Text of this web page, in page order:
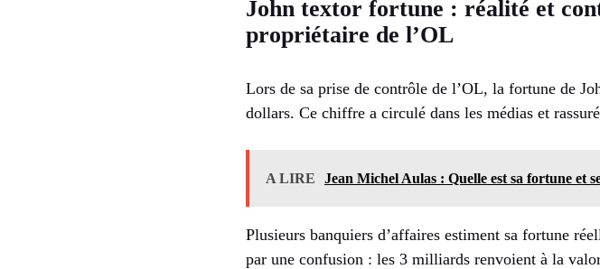
John textor fortune : réalité et
propriétaire de l’OL
Lors de sa prise de contrôle de l’OL, la fortune de
dollars. Ce chiffre a circulé dans les médias et
A LIRE Jean Michel Aulas : Quelle est sa fortune et
Plusieurs banquiers d’affaires estiment sa fortune
par une confusion : les 3 milliards renvoient à la